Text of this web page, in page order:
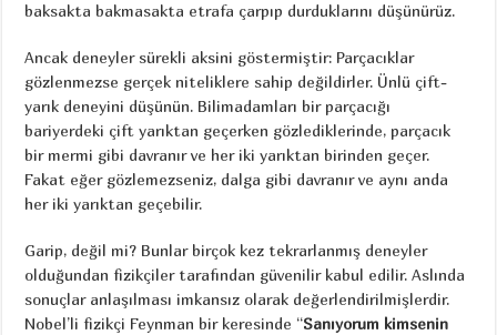
baksakta bakmasakta etrafa çarpıp durduklarını düşünürüz.
Ancak deneyler sürekli aksini göstermiştir: Parçacıklar
gözlenmezse gerçek niteliklere sahip değildirler. Ünlü çift-
yarık deneyini düşünün. Bilimadamları bir parçacığı
bariyerdeki çift yarıktan geçerken gözlediklerinde, parçacık
bir mermi gibi davranır ve her iki yarıktan birinden geçer.
Fakat eğer gözlemezseniz, dalga gibi davranır ve aynı anda
her iki yarıktan geçebilir.
Garip, değil mi? Bunlar birçok kez tekrarlanmış deneyler
olduğundan fizikçiler tarafından güvenilir kabul edilir. Aslında
sonuçlar anlaşılması imkansız olarak değerlendirilmişlerdir.
Nobel’li fizikçi Feynman bir keresinde “Sanıyorum kimsenin